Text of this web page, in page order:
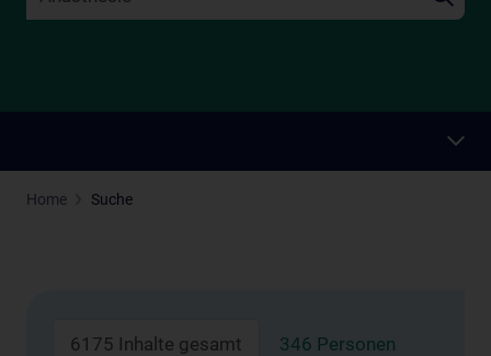
Home Suche
6175 Inhalte gesamt 346 Personen